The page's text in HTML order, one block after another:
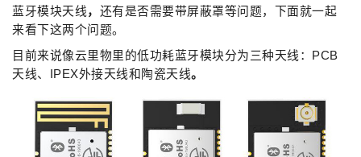
蓝牙模块天线， 还有是否需要带屏蔽罩等问题，下面就一起
来看下这两个问题。
目前来说像云里物里的低功耗蓝牙模块分为三种天线：PCB
天线、IPEX外接天线和陶瓷天线。